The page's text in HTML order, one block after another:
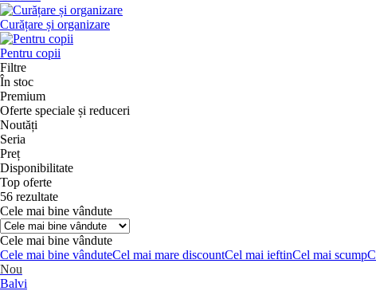
Curățare și organizare
Pentru copii
Filtre
În stoc
Premium
Oferte speciale și reduceri
Noutăți
Seria
Preț
Disponibilitate
Top oferte
56 rezultate
Cele mai bine vândute
Cele mai bine vândute
Cele mai bine vânduteCel mai mare discountCel mai ieftinCel mai scump
Nou
Balvi